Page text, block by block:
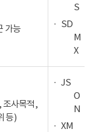
가능
S
SD
M
X
조사목적,
등)
JS
O
N
XM